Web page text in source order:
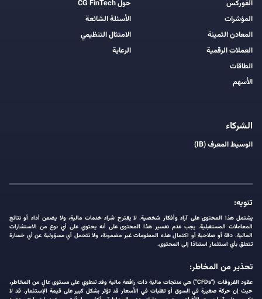
الفوركس
المؤشرات
المعادن الثمينة
العملات الرقمية
الطاقات
الأسهم
حول CG FinTech
الأسئلة الشائعة
الامتثال التنظيمي
الرعاية
الشركاء
الوسيط المعرف (IB)
تنويه:
يشتمل هذا المحتوى على آراء وأفكار شخصية. لا يقترح شراء خدمات مالية، ولا يضمن أداء أو نتائج
المعاملات المستقبلية. يجب عدم تفسير هذا المحتوى على أنه يحتوي على أي نوع من الاستشارات
المالية. دقة أو صلاحية أو اكتمال هذه المعلومات غير مضمونة، ولا تتحمل أي مسؤولية عن أي خسارة
تتعلق بأي استثمار استنادًا إلى المحتوى.
تحذير من المخاطر:
عقود الفروقات ("CFDs") هي منتجات مالية ذات رافعة مالية وقد تنطوي على مستوى عالٍ من المخاطر،
حيث إن حركة صغيرة في السوق أو تقلبات في الأسعار قد تؤثر بشكل كبير على قيمة الإستثمار. قد لا